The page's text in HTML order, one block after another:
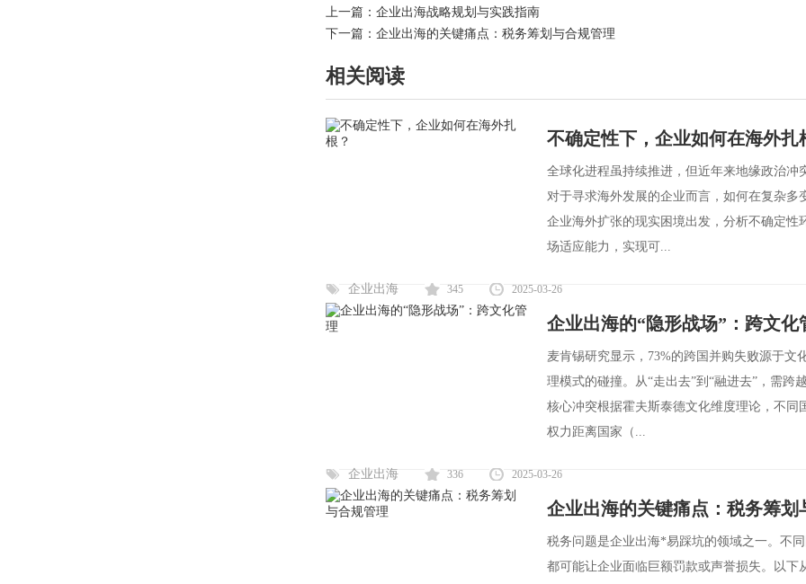
上一篇： 企业出海战略规划与实践指南
下一篇： 企业出海的关键痛点：税务筹划与合规管理
相关阅读
不确定性下，企业如何在海外扎
全球化进程虽持续推进，但近年来地缘政治冲
对于寻求海外发展的企业而言，如何在复杂
企业海外扩张的现实困境出发，分析不确定
场适应能力，实现可...
企业出海 345 2025-03-26
企业出海的“隐形战场”：跨文化
麦肯锡研究显示，73%的跨国并购失败源于
理模式的碰撞。从“走出去”到“融进去”，需
核心冲突根据霍夫斯泰德文化维度理论，不同
权力距离国家（...
企业出海 336 2025-03-26
企业出海的关键痛点：税务筹划
税务问题是企业出海*易踩坑的领域之一。不
都可能让企业面临巨额罚款或声誉损失。以